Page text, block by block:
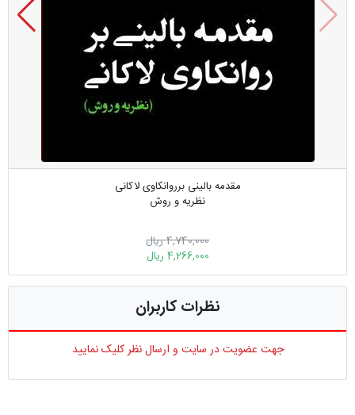
مقدمه بالینی برروانکاوی لاکانی
نظریه و روش
4,740,000 ریال
4,266,000 ریال
نظرات کاربران
جهت عضویت در سایت و ارسال نظر کلیک نمایید